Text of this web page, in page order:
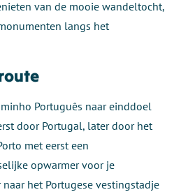
van de mooie wandeltocht,
langs het
Português naar einddoel
door Portugal, later door het
met eerst een
opwarmer voor je
het Portugese vestingstadje